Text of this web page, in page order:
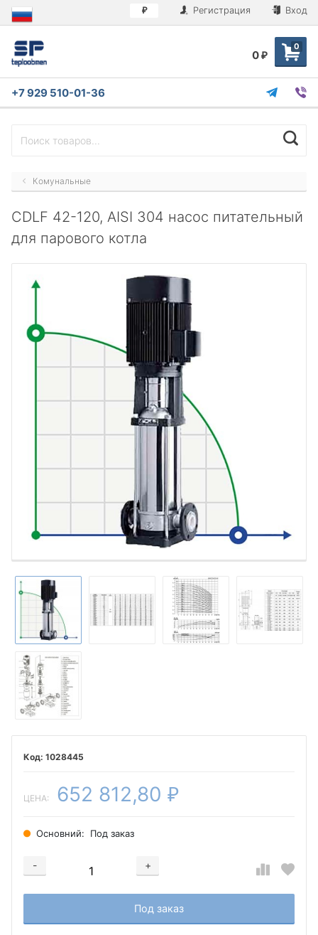
₽ Регистрация Вход
0
0 ₽
+7 929 510-01-36
Комунальные
CDLF 42-120, AISI 304 насос питательный
для парового котла
1028445
ЦЕНА: 652 812,80 ₽
Основний: Под заказ
-
+
Добавляется...
Под заказ
Добавлен